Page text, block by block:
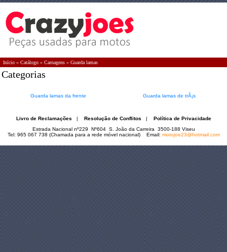
Início » Catálogo » Carnagens » Guarda lamas
Categorias
Guarda lamas da frente Guarda lamas de trÃ¡s
Livro de Reclamações | Resolução de Conflitos | Política de Privacidade
Estrada Nacional nº229 Nº604 S. João da Carreira 3500-188 Viseu
Tel: 965 067 738 (Chamada para a rede móvel nacional) Email: motojoe23@hotmail.com